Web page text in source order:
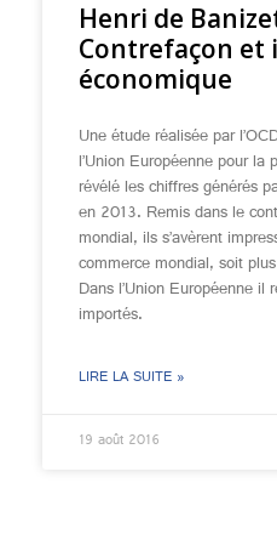
Henri de
Contrefaçon et
économique
Une étude réalisée par
l’Union Européenne pour
révélé les chiffres générés
en 2013. Remis dans le
mondial, ils s’avèrent
commerce mondial, soit
Dans l’Union Européenne
importés.
LIRE LA SUITE »
19 août 2016